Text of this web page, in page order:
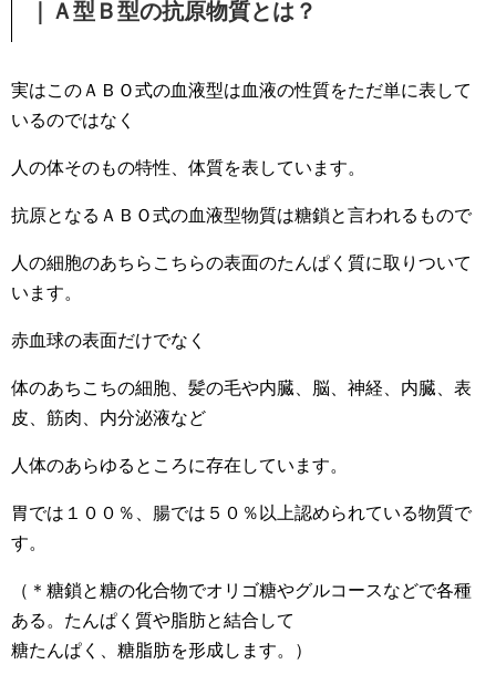
｜Ａ型Ｂ型の抗原物質とは？
実はこのＡＢＯ式の血液型は血液の性質をただ単に表して
いるのではなく
人の体そのもの特性、体質を表しています。
抗原となるＡＢＯ式の血液型物質は糖鎖と言われるもので
人の細胞のあちらこちらの表面のたんぱく質に取りついて
います。
赤血球の表面だけでなく
体のあちこちの細胞、髪の毛や内臓、脳、神経、内臓、表
皮、筋肉、内分泌液など
人体のあらゆるところに存在しています。
胃では１００％、腸では５０％以上認められている物質で
す。
（＊糖鎖と糖の化合物でオリゴ糖やグルコースなどで各種
ある。たんぱく質や脂肪と結合して
糖たんぱく、糖脂肪を形成します。）